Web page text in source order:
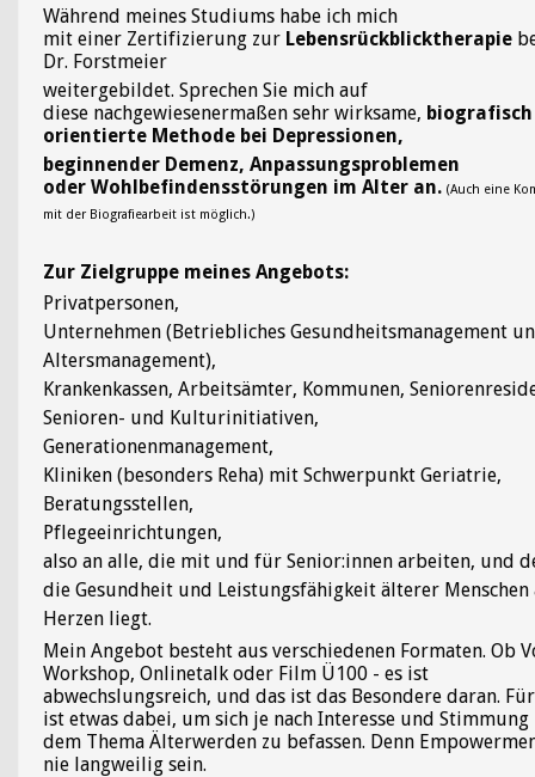
Während meines Studiums habe ich mich
mit einer Zertifizierung zur Lebensrückblicktherapie
Dr. Forstmeier
weitergebildet. Sprechen Sie mich auf
diese nachgewiesenermaßen sehr wirksame, biografisch
orientierte Methode bei Depressionen,
beginnender Demenz, Anpassungsproblemen
oder Wohlbefindensstörungen im Alter an. (Auch eine
mit der Biografiearbeit ist möglich.)
Zur Zielgruppe meines Angebots:
Privatpersonen,
Unternehmen (Betriebliches Gesundheitsmanagement
Altersmanagement),
Krankenkassen, Arbeitsämter, Kommunen,
Senioren- und Kulturinitiativen,
Generationenmanagement,
Kliniken (besonders Reha) mit Schwerpunkt Geriatrie,
Beratungsstellen,
Pflegeeinrichtungen,
also an alle, die mit und für Senior:innen arbeiten, und
die Gesundheit und Leistungsfähigkeit älterer Menschen
Herzen liegt.
Mein Angebot besteht aus verschiedenen Formaten. Ob
Workshop, Onlinetalk oder Film Ü100 - es ist
abwechslungsreich, und das ist das Besondere daran.
ist etwas dabei, um sich je nach Interesse und
dem Thema Älterwerden zu befassen. Denn
nie langweilig sein.